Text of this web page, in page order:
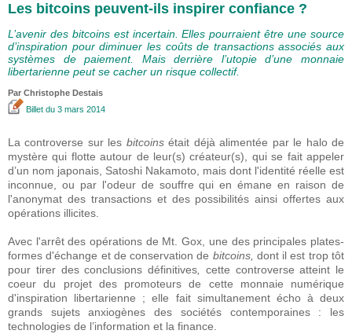
Les bitcoins peuvent-ils inspirer confiance ?
L’avenir des bitcoins est incertain. Elles pourraient être une source
d’inspiration pour diminuer les coûts de transactions associés aux
systèmes de paiement. Mais derrière l’utopie d’une monnaie
libertarienne peut se cacher un risque collectif.
Par Christophe Destais
Billet du 3 mars 2014
La controverse sur les bitcoinsétait déjà alimentée par le halo de
mystère qui flotte autour de leur(s) créateur(s), qui se fait appeler
d’un nom japonais, Satoshi Nakamoto, mais dont l'identité réelle est
inconnue, ou par l'odeur de souffre qui en émane en raison de
l'anonymat des transactions et des possibilités ainsi offertes aux
opérations illicites.
Avec l'arrêt des opérations de Mt. Gox, une des principales plates-
formes d'échange et de conservation de bitcoins, dont il est trop tôt
pour tirer des conclusions définitives, cette controverse atteint le
coeur du projet des promoteurs de cette monnaie numérique
d'inspiration libertarienne ; elle fait simultanement écho à deux
grands sujets anxiogènes des sociétés contemporaines : les
technologies de l’information et la finance.